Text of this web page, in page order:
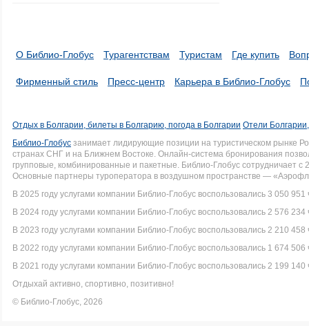
О Библио-Глобус Турагентствам Туристам Где купить
Фирменный стиль Пресс-центр Карьера в Библио-Глобус
Отдых в Болгарии, билеты в Болгарию, погода в Болгарии Отели
Библио-Глобус занимает лидирующие позиции на туристическом рынке
странах СНГ и на Ближнем Востоке. Онлайн-система бронирования
групповые, комбинированные и пакетные. Библио-Глобус сотрудничает
Основные партнеры туроператора в воздушном пространстве —
В 2025 году услугами компании Библио-Глобус воспользовались 3 050 951
В 2024 году услугами компании Библио-Глобус воспользовались 2 576 234
В 2023 году услугами компании Библио-Глобус воспользовались 2 210 458
В 2022 году услугами компании Библио-Глобус воспользовались 1 674 506
В 2021 году услугами компании Библио-Глобус воспользовались 2 199 140
Отдыхай активно, спортивно, позитивно!
© Библио-Глобус, 2026